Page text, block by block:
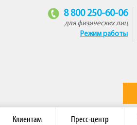
8 800 250-60-06
для физических лиц
Режим работы
Клиентам Пресс-центр